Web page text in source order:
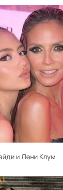
и Лени Клум